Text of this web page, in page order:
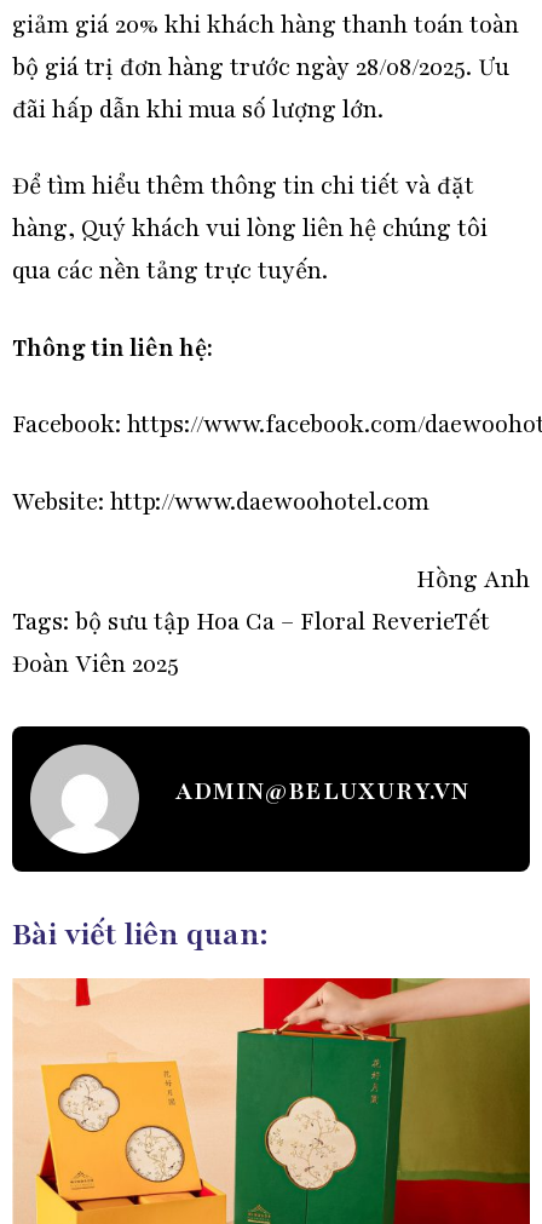
giảm giá 20% khi khách hàng thanh toán toàn
bộ giá trị đơn hàng trước ngày 28/08/2025. Ưu
đãi hấp dẫn khi mua số lượng lớn.
Để tìm hiểu thêm thông tin chi tiết và đặt
hàng, Quý khách vui lòng liên hệ chúng tôi
qua các nền tảng trực tuyến.
Thông tin liên hệ:
Facebook: https://www.facebook.com/
Website: http://www.daewoohotel.com
Hồng Anh
Tags: bộ sưu tập Hoa Ca – Floral ReverieTết
Đoàn Viên 2025
ADMIN@BELUXURY.VN
Bài viết liên quan: